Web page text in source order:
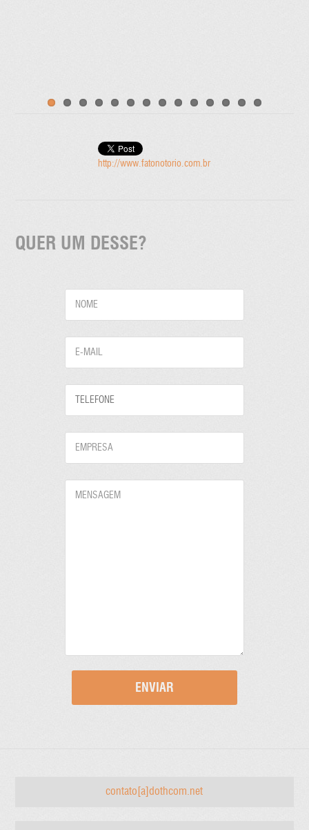
http://www.fatonotorio.com.br
QUER UM DESSE?
contato[a]dothcom.net